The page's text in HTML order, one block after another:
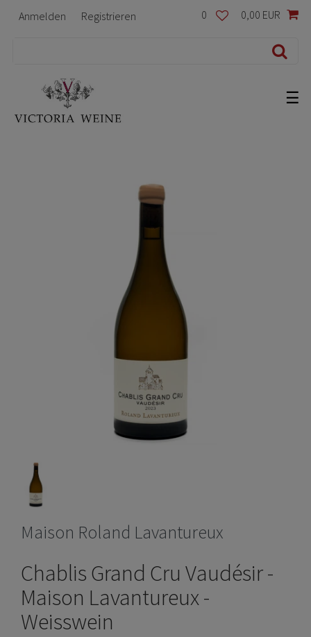
Anmelden Registrieren 0 0,00 EUR
☰
Maison Roland Lavantureux
Chablis Grand Cru Vaudésir -
Maison Lavantureux -
Weisswein